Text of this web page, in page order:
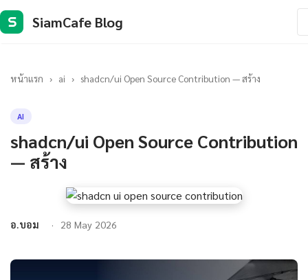
S SiamCafe Blog
หน้าแรก › ai › shadcn/ui Open Source Contribution — สร้าง
AI
shadcn/ui Open Source Contribution
— สร้าง
อ.บอม 28 May 2026